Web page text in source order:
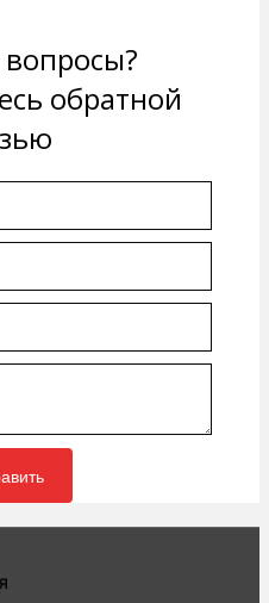
обратной